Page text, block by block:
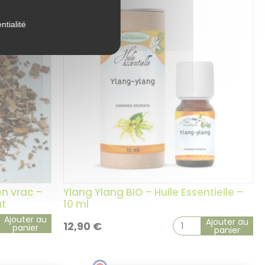
vrac –
Ajouter au
panier
Ylang Ylang BIO – Huile Essentielle –
10 ml
12,90 € Ajouter au
panier